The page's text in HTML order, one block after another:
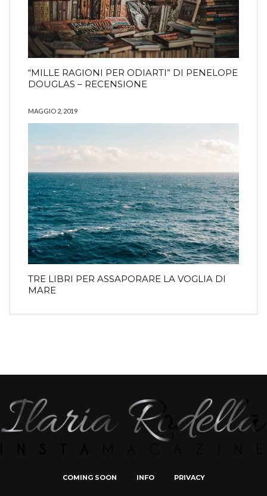
“MILLE RAGIONI PER ODIARTI” DI PENELOPE
DOUGLAS – RECENSIONE
MAGGIO 2, 2019
TRE LIBRI PER ASSAPORARE LA VOGLIA DI
MARE
COMING SOON INFO PRIVACY